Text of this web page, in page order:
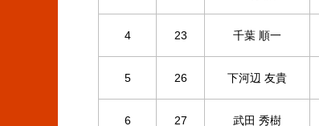
4 23 千葉 順一
5 26 下河辺 友貴
6 27 武田 秀樹